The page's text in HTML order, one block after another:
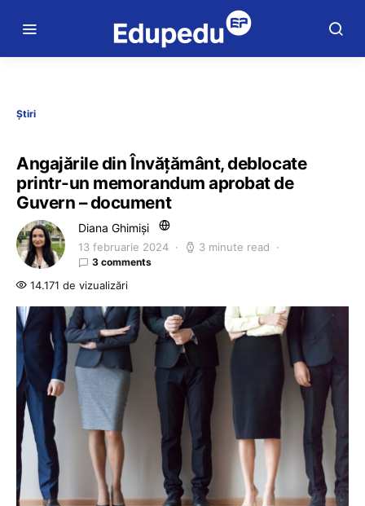
Știri
Angajările din Învățământ, deblocate
printr-un memorandum aprobat de
Guvern – document
Diana Ghimiși
13 februarie 2024 3 minute read
3 comments
14.171 de vizualizări